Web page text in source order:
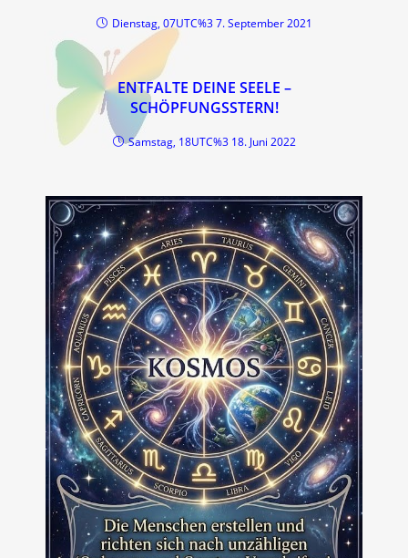
Dienstag, 07UTC%3 7. September 2021
ENTFALTE DEINE SEELE –
SCHÖPFUNGSSTERN!
Samstag, 18UTC%3 18. Juni 2022